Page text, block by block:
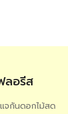
ลอรีส
จกันดอกไม้สด